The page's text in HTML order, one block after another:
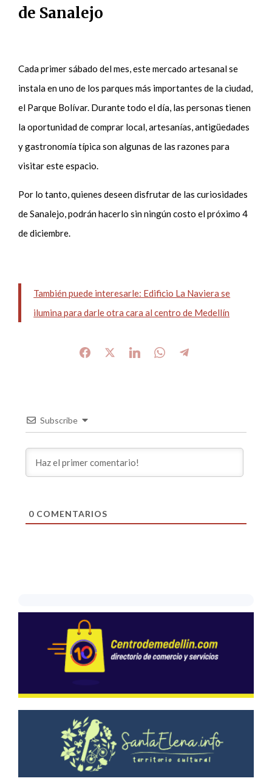
de Sanalejo
Cada primer sábado del mes, este mercado artesanal se
instala en uno de los parques más importantes de la ciudad,
el Parque Bolívar. Durante todo el día, las personas tienen
la oportunidad de comprar local, artesanías, antigüedades
y gastronomía típica son algunas de las razones para
visitar este espacio.
Por lo tanto, quienes deseen disfrutar de las curiosidades
de Sanalejo, podrán hacerlo sin ningún costo el próximo 4
de diciembre.
También puede interesarle: Edificio La Naviera se
ilumina para darle otra cara al centro de Medellín
Subscribe
0COMENTARIOS